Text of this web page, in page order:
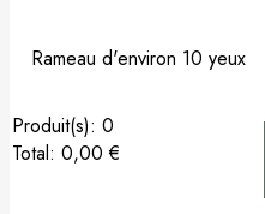
Rameau d'environ 10 yeux
: 0
Total: 0,00 €